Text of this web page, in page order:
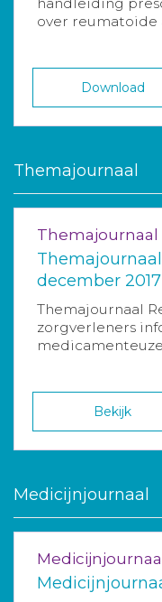
over reumatoide
Download
Themajournaal
Themajournaal
december 2017
Themajournaal
zorgverleners
Bekijk
Medicijnjournaal
Medicijnjournaal